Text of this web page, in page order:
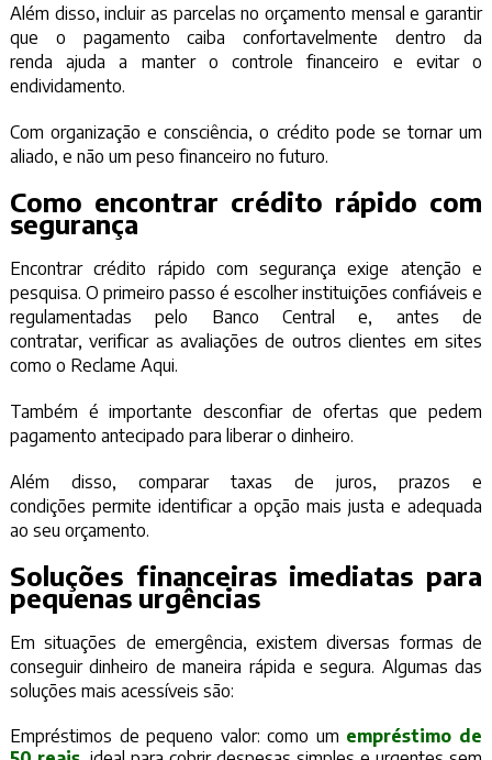
Além disso, incluir as parcelas no orçamento mensal e garantir
que o pagamento caiba confortavelmente dentro da
renda ajuda a manter o controle financeiro e evitar o
endividamento.
Com organização e consciência, o crédito pode se tornar um
aliado, e não um peso financeiro no futuro.
Como encontrar crédito rápido com
segurança
Encontrar crédito rápido com segurança exige atenção e
pesquisa. O primeiro passo é escolher instituições confiáveis e
regulamentadas pelo Banco Central e, antes de
contratar, verificar as avaliações de outros clientes em sites
como o Reclame Aqui.
Também é importante desconfiar de ofertas que pedem
pagamento antecipado para liberar o dinheiro.
Além disso, comparar taxas de juros, prazos e
condições permite identificar a opção mais justa e adequada
ao seu orçamento.
Soluções financeiras imediatas para
pequenas urgências
Em situações de emergência, existem diversas formas de
conseguir dinheiro de maneira rápida e segura. Algumas das
soluções mais acessíveis são:
Empréstimos de pequeno valor: como um empréstimo de